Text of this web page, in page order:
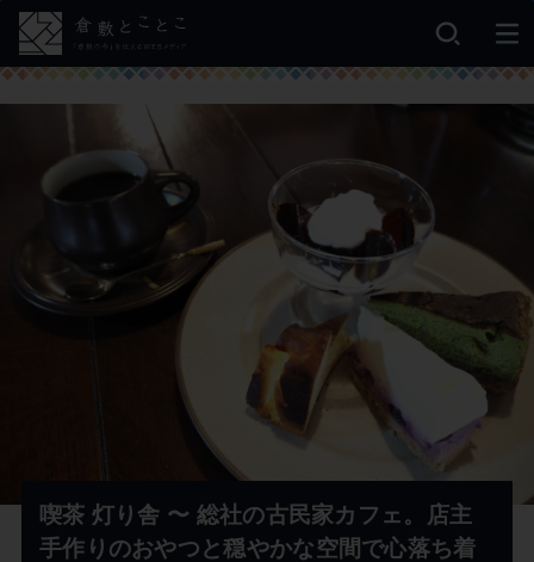
喫茶 灯り舎 〜 総社の古民家カフェ。店主
手作りのおやつと穏やかな空間で心落ち着